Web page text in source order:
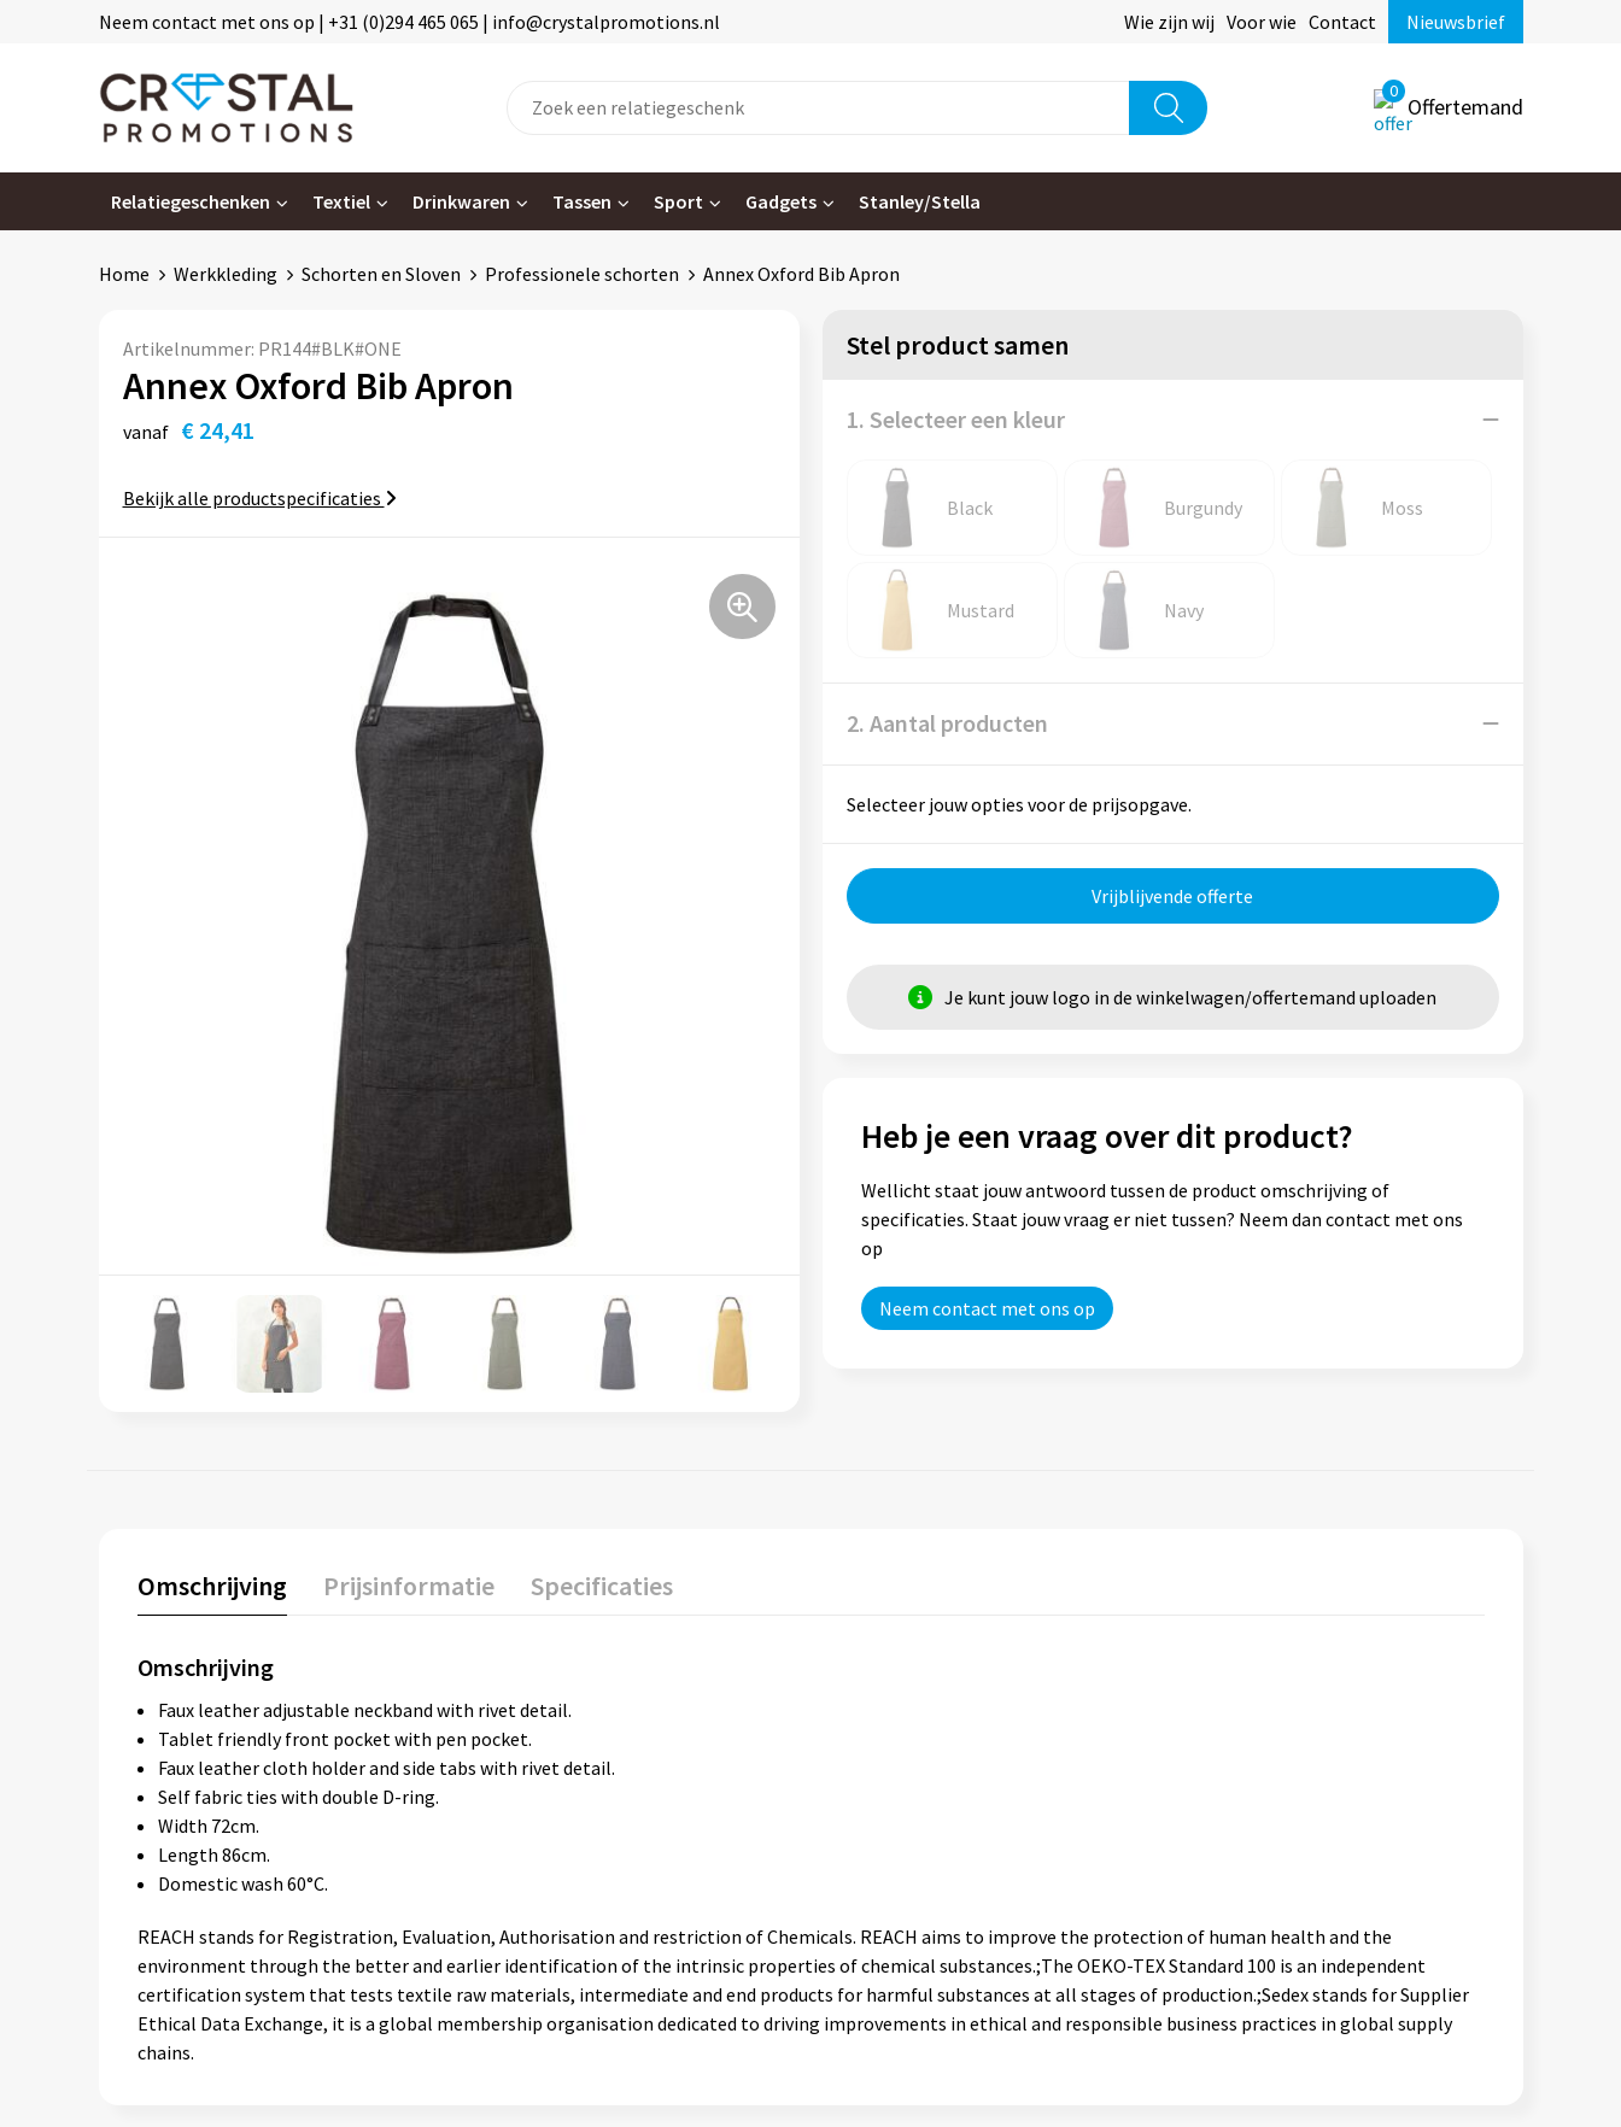
Neem contact met ons op | +31 (0)294 465 065 | info@crystalpromotions.nl Wie zijn wij Voor wie Contact Nieuwsbrief
0
Offertemand
Relatiegeschenken Textiel Drinkwaren Tassen Sport Gadgets Stanley/Stella
Home Werkkleding Schorten en Sloven Professionele schorten Annex Oxford Bib Apron
Artikelnummer: PR144#BLK#ONE
Annex Oxford Bib Apron
vanaf € 24,41
Bekijk alle productspecificaties
Stel product samen
1. Selecteer een kleur
Black Burgundy Moss
Mustard Navy
2. Aantal producten
Selecteer jouw opties voor de prijsopgave.
Vrijblijvende offerte
Je kunt jouw logo in de winkelwagen/offertemand uploaden
Heb je een vraag over dit product?
Wellicht staat jouw antwoord tussen de product omschrijving of
specificaties. Staat jouw vraag er niet tussen? Neem dan contact met ons
op
Neem contact met ons op
Omschrijving Prijsinformatie Specificaties
Omschrijving
Faux leather adjustable neckband with rivet detail.
Tablet friendly front pocket with pen pocket.
Faux leather cloth holder and side tabs with rivet detail.
Self fabric ties with double D-ring.
Width 72cm.
Length 86cm.
Domestic wash 60°C.
REACH stands for Registration, Evaluation, Authorisation and restriction of Chemicals. REACH aims to improve the protection of human health and the
environment through the better and earlier identification of the intrinsic properties of chemical substances.;The OEKO-TEX Standard 100 is an independent
certification system that tests textile raw materials, intermediate and end products for harmful substances at all stages of production.;Sedex stands for Supplier
Ethical Data Exchange, it is a global membership organisation dedicated to driving improvements in ethical and responsible business practices in global supply
chains.